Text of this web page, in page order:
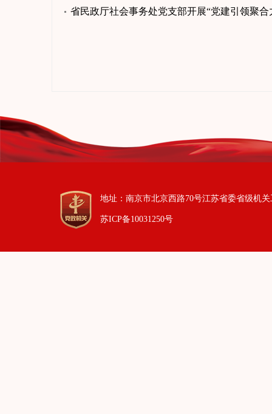
省民政厅社会事务处党支部开展“党建引领聚
地址：南京市北京西路70号江苏省委省级机
苏ICP备10031250号